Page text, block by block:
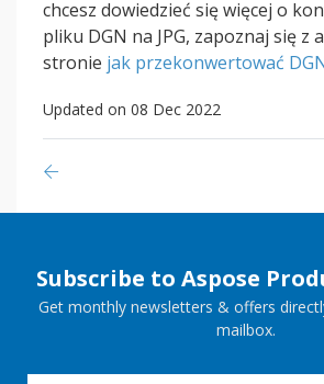
chcesz dowiedzieć się więcej o
pliku DGN na JPG, zapoznaj się z
stronie jak przekonwertować
Updated on 08 Dec 2022
Subscribe to Aspose
Get monthly newsletters & offers
mailbox.